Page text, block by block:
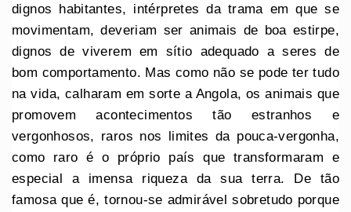
dignos habitantes, intérpretes da trama em que se
movimentam, deveriam ser animais de boa estirpe,
dignos de viverem em sítio adequado a seres de
bom comportamento. Mas como não se pode ter tudo
na vida, calharam em sorte a Angola, os animais que
promovem acontecimentos tão estranhos e
vergonhosos, raros nos limites da pouca-vergonha,
como raro é o próprio país que transformaram e
especial a imensa riqueza da sua terra. De tão
famosa que é, tornou-se admirável sobretudo porque